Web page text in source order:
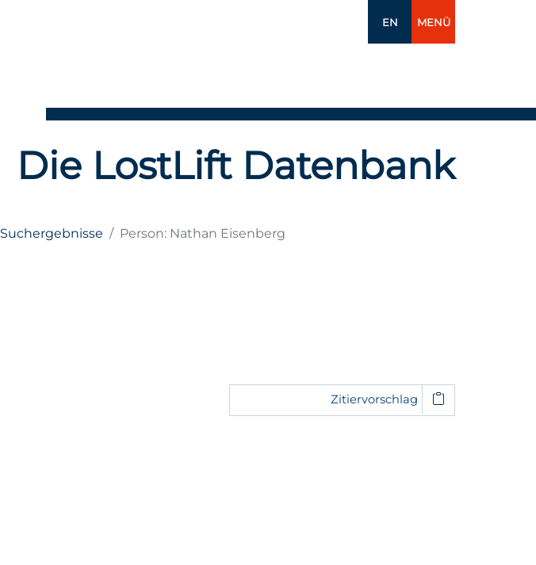
EN MENÜ
Die LostLift Datenbank
Suchergebnisse Person: Nathan Eisenberg
Zitiervorschlag